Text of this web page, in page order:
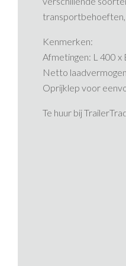
transportbehoeften,
Kenmerken:
Afmetingen: L 400 x
Netto
Oprijklep voor
Te huur bij